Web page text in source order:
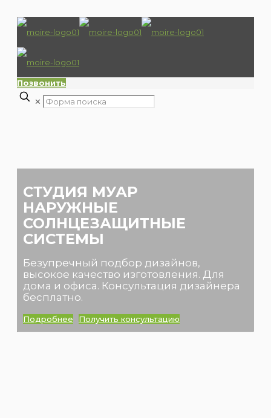
Позвонить
✕
СТУДИЯ МУАР
НАРУЖНЫЕ
СОЛНЦЕЗАЩИТНЫЕ
СИСТЕМЫ
Безупречный подбор дизайнов,
высокое качество изготовления. Для
дома и офиса. Консультация дизайнера
бесплатно.
Подробнее Получить консультацию